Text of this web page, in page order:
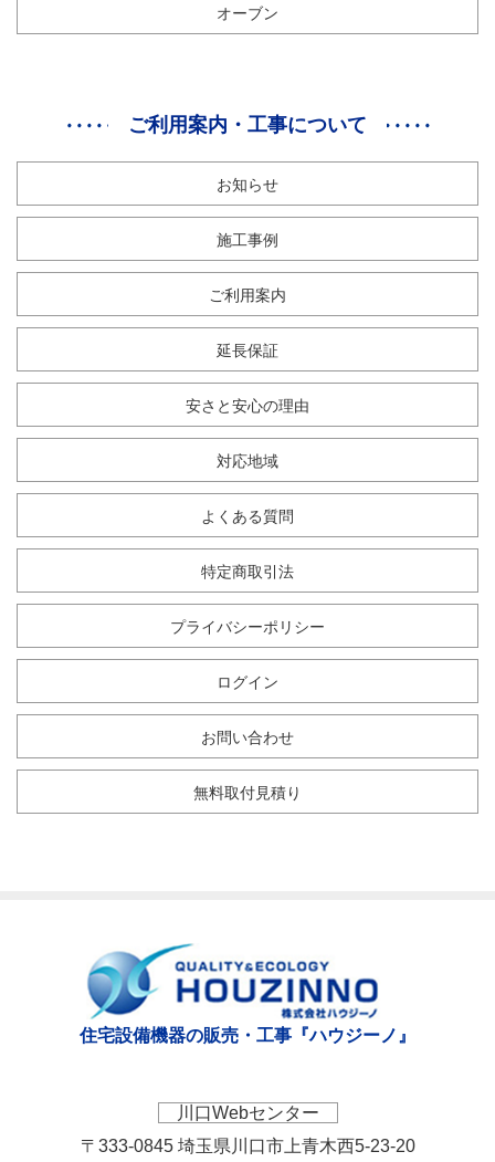
オーブン
ご利用案内・工事について
お知らせ
施工事例
ご利用案内
延長保証
安さと安心の理由
対応地域
よくある質問
特定商取引法
プライバシーポリシー
ログイン
お問い合わせ
無料取付見積り
住宅設備機器の販売・工事『ハウジーノ』
川口Webセンター
〒333-0845 埼玉県川口市上青木西5-23-20